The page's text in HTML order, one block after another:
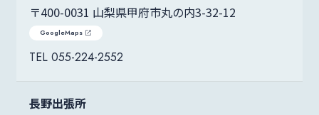
〒400-0031 山梨県甲府市丸の内3-32-12
GoogleMaps
055-224-2552
長野出張所